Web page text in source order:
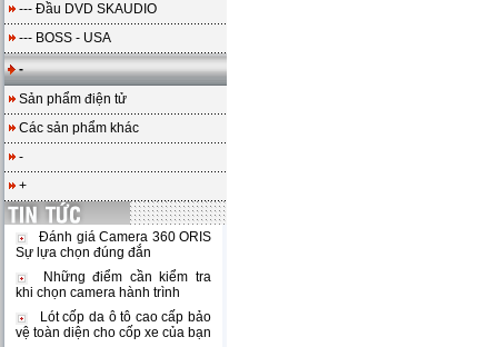
--- Đầu DVD SKAUDIO
--- BOSS - USA
-
Sản phẩm điện tử
Các sản phẩm khác
-
+
Đánh giá Camera 360 ORIS
Sự lựa chọn đúng đắn
Những điểm cần kiểm tra
khi chọn camera hành trình
Lót cốp da ô tô cao cấp bảo
vệ toàn diện cho cốp xe của bạn